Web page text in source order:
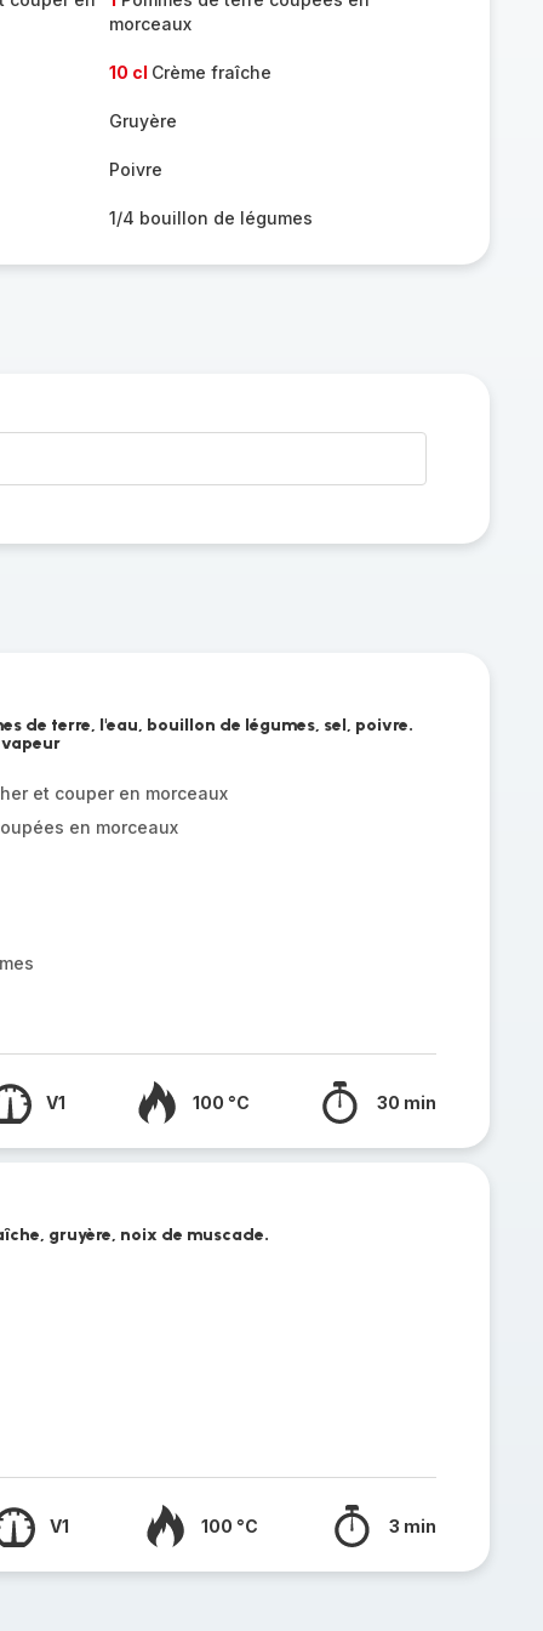
morceaux
10 cl Crème fraîche
Gruyère
Poivre
1/4 bouillon de légumes
de terre, l'eau, bouillon de légumes, sel, poivre.
et couper en morceaux
en morceaux
V1 100 °C 30 min
gruyère, noix de muscade.
V1 100 °C 3 min